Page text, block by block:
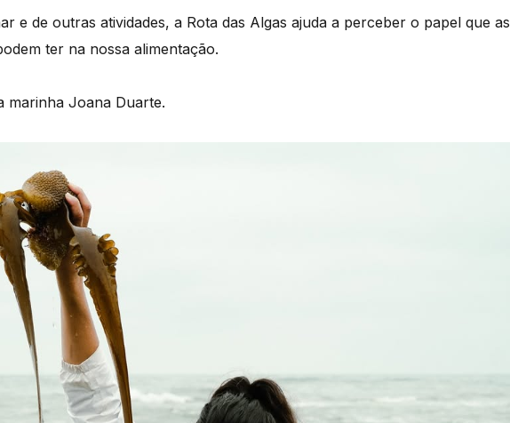
e de outras atividades, a Rota das Algas ajuda a perceber o papel que as
ter na nossa alimentação.
marinha Joana Duarte.